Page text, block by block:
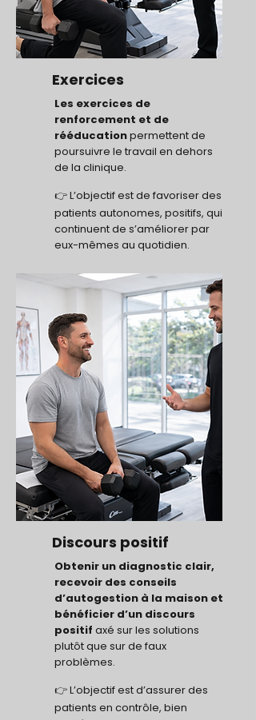
Exercices
Les exercices de
renforcement et de
rééducationpermettent de
poursuivre le travail en dehors
de la clinique.
👉 L’objectif est de favoriser des
patients autonomes, positifs, qui
continuent de s’améliorer par
eux-mêmes au quotidien.
Discours positif
Obtenir un diagnostic clair,
recevoir des conseils
d’autogestion à la maison et
bénéficier d’un discours
positif axé sur les solutions
plutôt que sur de faux
problèmes.
👉L’objectif estd’assurer des
patients en contrôle, bien